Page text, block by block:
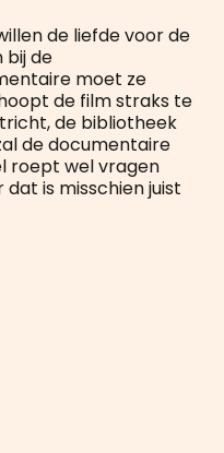
de liefde voor de
bij de
moet ze
de film straks te
de bibliotheek
de documentaire
roept wel vragen
dat is misschien juist